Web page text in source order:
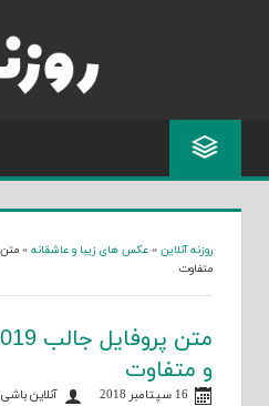
روزنه آنلاین » عکس های زیبا و عاشقانه »
متفاوت
و متفاوت
16 سپتامبر 2018
آنلاین باشی